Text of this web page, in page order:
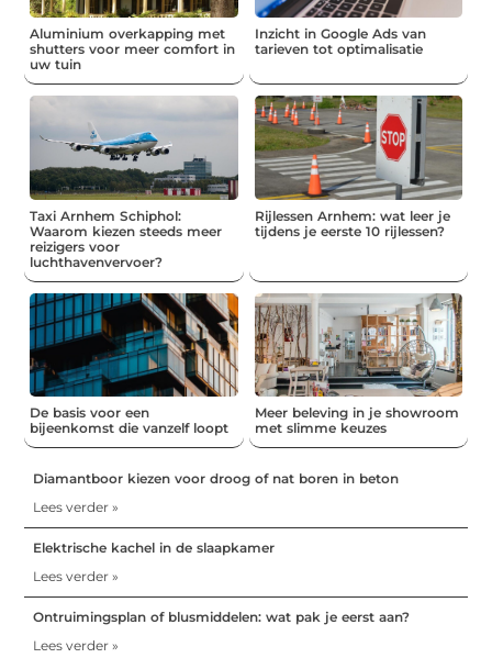
Aluminium overkapping met
shutters voor meer comfort in
uw tuin
Inzicht in Google Ads van
tarieven tot optimalisatie
Taxi Arnhem Schiphol:
Waarom kiezen steeds meer
reizigers voor
luchthavenvervoer?
Rijlessen Arnhem: wat leer je
tijdens je eerste 10 rijlessen?
De basis voor een
bijeenkomst die vanzelf loopt
Meer beleving in je showroom
met slimme keuzes
Diamantboor kiezen voor droog of nat boren in beton
Lees verder »
Elektrische kachel in de slaapkamer
Lees verder »
Ontruimingsplan of blusmiddelen: wat pak je eerst aan?
Lees verder »